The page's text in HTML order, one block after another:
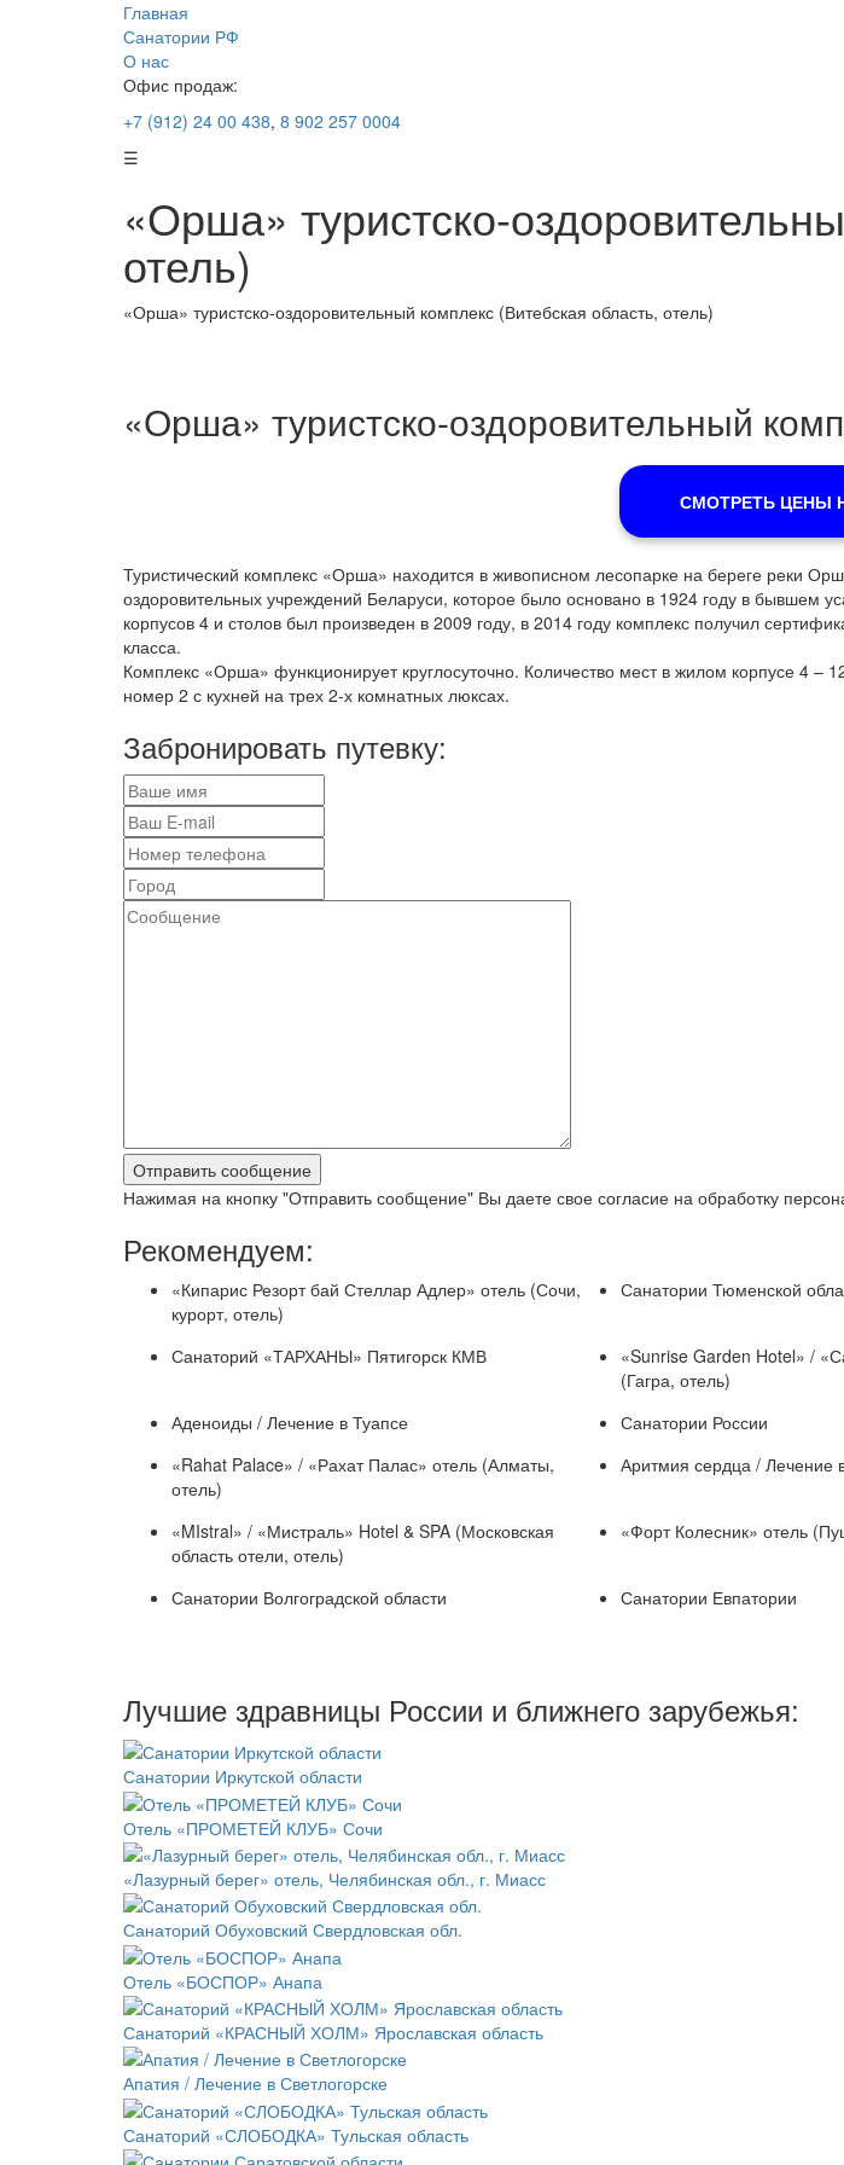
Главная
Санатории РФ
О нас
Офис продаж:
+7 (912) 24 00 438, 8 902 257 0004
☰
«Орша» туристско-
отель)
«Орша» туристско-оздоровительный комплекс (Витебская область, отель)
«Орша» туристско-оздоровительный
СМОТРЕТЬ ЦЕНЫ
Туристический комплекс «Орша» находится в живописном лесопарке на береге реки
оздоровительных учреждений Беларуси, которое было основано в 1924 году в
корпусов 4 и столов был произведен в 2009 году, в 2014 году комплекс получил
класса.
Комплекс «Орша» функционирует круглосуточно. Количество мест в жилом корпусе 4
номер 2 с кухней на трех 2-х комнатных люксах.
Забронировать путевку:
Нажимая на кнопку "Отправить сообщение" Вы даете свое согласие на обработку
Рекомендуем:
«Кипарис Резорт бай Стеллар Адлер» отель (Сочи,
курорт, отель)
Санатории Тюменской
Санаторий «ТАРХАНЫ» Пятигорск КМВ
«Sunrise Garden Hotel» /
(Гагра, отель)
Аденоиды / Лечение в Туапсе Санатории России
«Rahat Palace» / «Рахат Палас» отель (Алматы,
отель)
Аритмия сердца / Лечение
«MIstral» / «Мистраль» Hotel & SPA (Московская
область отели, отель)
«Форт Колесник» отель
Санатории Волгоградской области
Санатории Евпатории
Лучшие здравницы России и ближнего зарубежья:
Санатории Иркутской области
Отель «ПРОМЕТЕЙ КЛУБ» Сочи
«Лазурный берег» отель, Челябинская обл., г. Миасс
Санаторий Обуховский Свердловская обл.
Отель «БОСПОР» Анапа
Санаторий «КРАСНЫЙ ХОЛМ» Ярославская область
Апатия / Лечение в Светлогорске
Санаторий «СЛОБОДКА» Тульская область